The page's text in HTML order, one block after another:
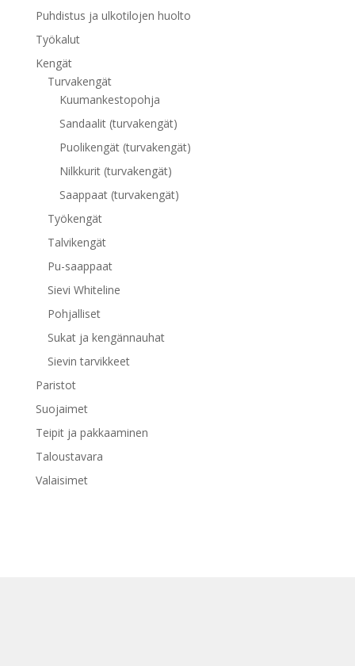
Puhdistus ja ulkotilojen huolto
Työkalut
Kengät
Turvakengät
Kuumankestopohja
Sandaalit (turvakengät)
Puolikengät (turvakengät)
Nilkkurit (turvakengät)
Saappaat (turvakengät)
Työkengät
Talvikengät
Pu-saappaat
Sievi Whiteline
Pohjalliset
Sukat ja kengännauhat
Sievin tarvikkeet
Paristot
Suojaimet
Teipit ja pakkaaminen
Taloustavara
Valaisimet